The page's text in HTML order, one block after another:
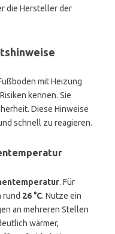
die Hersteller der
mit Heizung
kennen. Sie
Diese Hinweise
schnell zu reagieren.
. Für
rund 26 °C. Nutze ein
an mehreren Stellen
wärmer,